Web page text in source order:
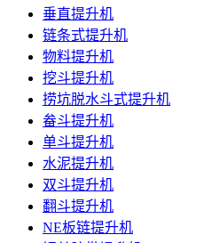
垂直提升机
链条式提升机
物料提升机
挖斗提升机
捞坑脱水斗式提升机
畚斗提升机
单斗提升机
水泥提升机
双斗提升机
翻斗提升机
NE板链提升机